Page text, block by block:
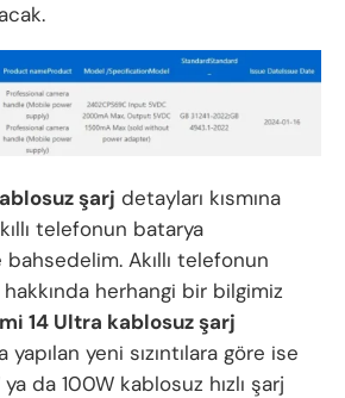
şarj detayları kısmına
telefonun batarya
Akıllı telefonun
herhangi bir bilgimiz
14 Ultra kablosuz şarj
yapılan yeni sızıntılara göre ise
da 100W kablosuz hızlı şarj